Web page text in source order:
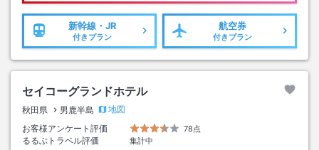
新幹線・JR
付きプラン
航空券
付きプラン
セイコーグランドホテル
秋田県 男鹿半島
地図
お客様アンケート評価
78点
るるぶトラベル評価
集計中